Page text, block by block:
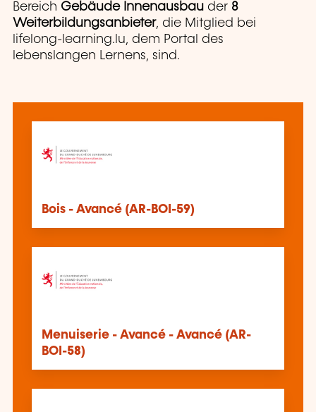
Bereich Gebäude Innenausbau der 8
Weiterbildungsanbieter, die Mitglied bei
lifelong-learning.lu, dem Portal des
lebenslangen Lernens, sind.
Bois - Avancé (AR-BOI-59)
Menuiserie - Avancé - Avancé (AR-
BOI-58)